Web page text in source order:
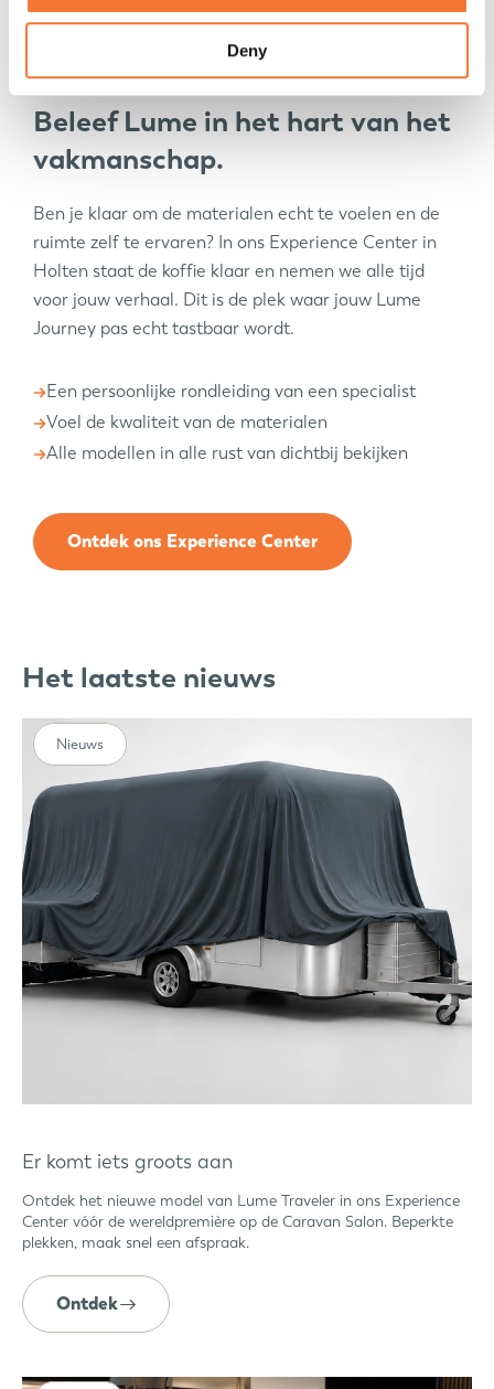
Deny
EXPERIENCE CENTER
Beleef Lume in het hart van het
vakmanschap.
Ben je klaar om de materialen echt te voelen en de
ruimte zelf te ervaren? In ons Experience Center in
Holten staat de koffie klaar en nemen we alle tijd
voor jouw verhaal. Dit is de plek waar jouw Lume
Journey pas echt tastbaar wordt.
Een persoonlijke rondleiding van een specialist
Voel de kwaliteit van de materialen
Alle modellen in alle rust van dichtbij bekijken
Ontdek ons Experience Center
Het laatste nieuws
Er komt iets groots aan
Ontdek het nieuwe model van Lume Traveler in ons Experience
Center vóór de wereldpremière op de Caravan Salon. Beperkte
plekken, maak snel een afspraak.
Ontdek
Nieuws